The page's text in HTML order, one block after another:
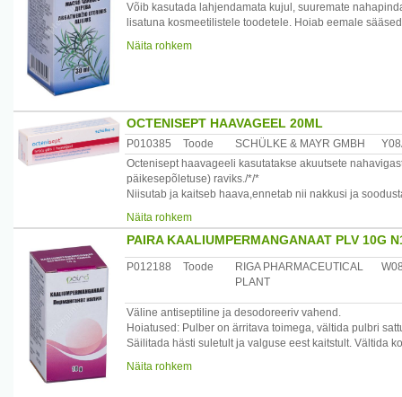
Võib kasutada lahjendamata kujul, suuremate
lisatuna kosmeetilistele toodetele. Hoiab eemale
korral määrida kipitavat kohta. Peanaha hoolduseks
Ettevaatust lastel! Mitte kasutada ülitundlikkuse
Säilitamine: toatemperatuuril, valguse eest kaitstult.
Tootja: AS Kaigert Haigla 4A, Maardu, Eesti.
Näita rohkem
OCTENISEPT HAAVAGEEL 20ML
P010385 Toode SCHÜLKE & MAYR GMBH
Octenisept haavageeli kasutatakse akuutsete
päikesepõletuse) raviks./*/*
Niisutab ja kaitseb haava,ennetab nii nakkusi ja
Hoiatus:Ainult välispidiseks kasutamiseks.
Hoida lastele kättesaamatus kohas!
Mitte kasutada teadaoleva ülitundlikkuse korral
Säilitada toatemperatuuril.
Koostis:Aqua purificata, Propylene Glycol,
Näita rohkem
PAIRA KAALIUMPERMANGANAAT PLV 10G
P012188 Toode
RIGA PHARMACEUTICAL
PLANT
Väline antiseptiline ja desodoreeriv vahend.
Hoiatused: Pulber on ärritava toimega, vältida pulbri
Säilitada hästi suletult ja valguse eest kaitstult. Vältida
Näita rohkem